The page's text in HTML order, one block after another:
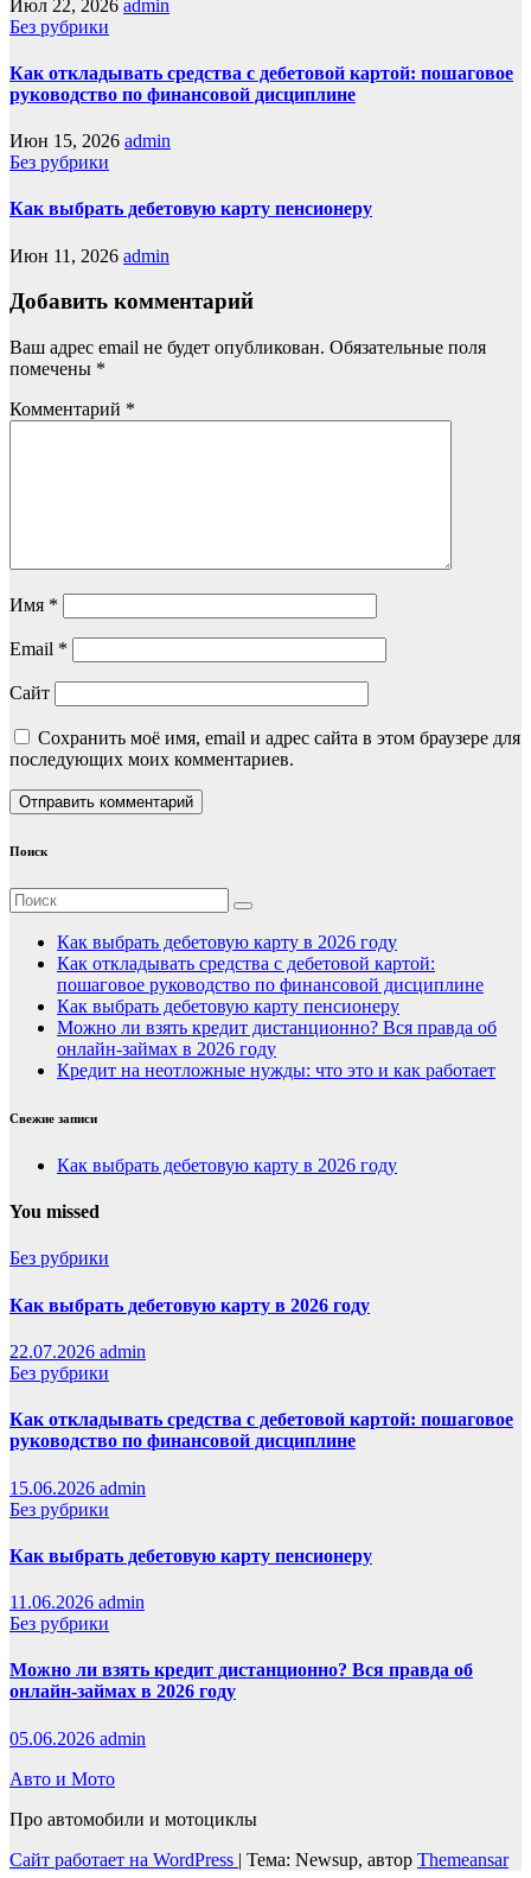
Июл 22, 2026 admin
Без рубрики
Как откладывать средства с дебетовой картой: пошаговое
руководство по финансовой дисциплине
Июн 15, 2026 admin
Без рубрики
Как выбрать дебетовую карту пенсионеру
Июн 11, 2026 admin
Добавить комментарий
Ваш адрес email не будет опубликован. Обязательные поля
помечены *
Комментарий *
Имя *
Email *
Сайт
Сохранить моё имя, email и адрес сайта в этом браузере для
последующих моих комментариев.
Поиск
Как выбрать дебетовую карту в 2026 году
Как откладывать средства с дебетовой картой:
пошаговое руководство по финансовой дисциплине
Как выбрать дебетовую карту пенсионеру
Можно ли взять кредит дистанционно? Вся правда об
онлайн-займах в 2026 году
Кредит на неотложные нужды: что это и как работает
Свежие записи
Как выбрать дебетовую карту в 2026 году
You missed
Без рубрики
Как выбрать дебетовую карту в 2026 году
22.07.2026 admin
Без рубрики
Как откладывать средства с дебетовой картой: пошаговое
руководство по финансовой дисциплине
15.06.2026 admin
Без рубрики
Как выбрать дебетовую карту пенсионеру
11.06.2026 admin
Без рубрики
Можно ли взять кредит дистанционно? Вся правда об
онлайн-займах в 2026 году
05.06.2026 admin
Авто и Мото
Про автомобили и мотоциклы
Сайт работает на WordPress | Тема: Newsup, автор Themeansar